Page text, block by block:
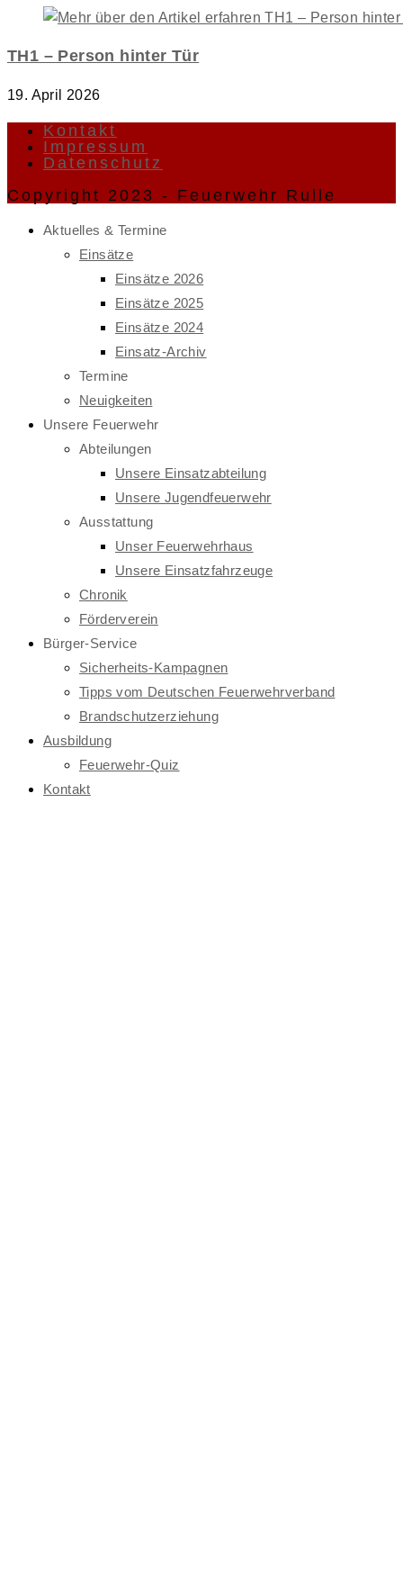
TH1 – Person hinter Tür
19. April 2026
Kontakt
Impressum
Datenschutz
Copyright 2023 - Feuerwehr Rulle
Aktuelles & Termine
Einsätze
Einsätze 2026
Einsätze 2025
Einsätze 2024
Einsatz-Archiv
Termine
Neuigkeiten
Unsere Feuerwehr
Abteilungen
Unsere Einsatzabteilung
Unsere Jugendfeuerwehr
Ausstattung
Unser Feuerwehrhaus
Unsere Einsatzfahrzeuge
Chronik
Förderverein
Bürger-Service
Sicherheits-Kampagnen
Tipps vom Deutschen Feuerwehrverband
Brandschutzerziehung
Ausbildung
Feuerwehr-Quiz
Kontakt